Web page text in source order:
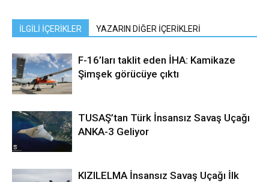
İLGİLİ İÇERİKLER YAZARIN DİĞER İÇERİKLERİ
F-16’ları taklit eden İHA: Kamikaze
Şimşek görücüye çıktı
TUSAŞ’tan Türk İnsansız Savaş Uçağı
ANKA-3 Geliyor
KIZILELMA İnsansız Savaş Uçağı İlk